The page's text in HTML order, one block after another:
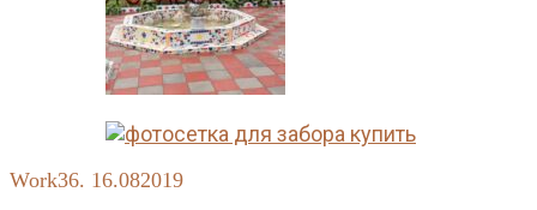
Work36. 16.082019